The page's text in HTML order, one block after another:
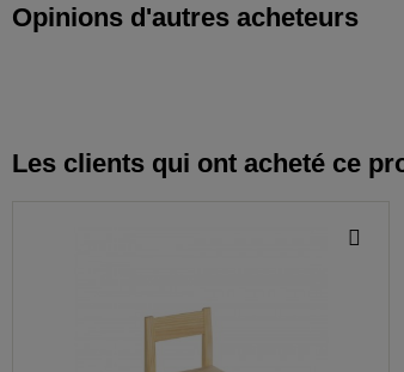
Opinions d'autres acheteurs
Les clients qui ont acheté ce